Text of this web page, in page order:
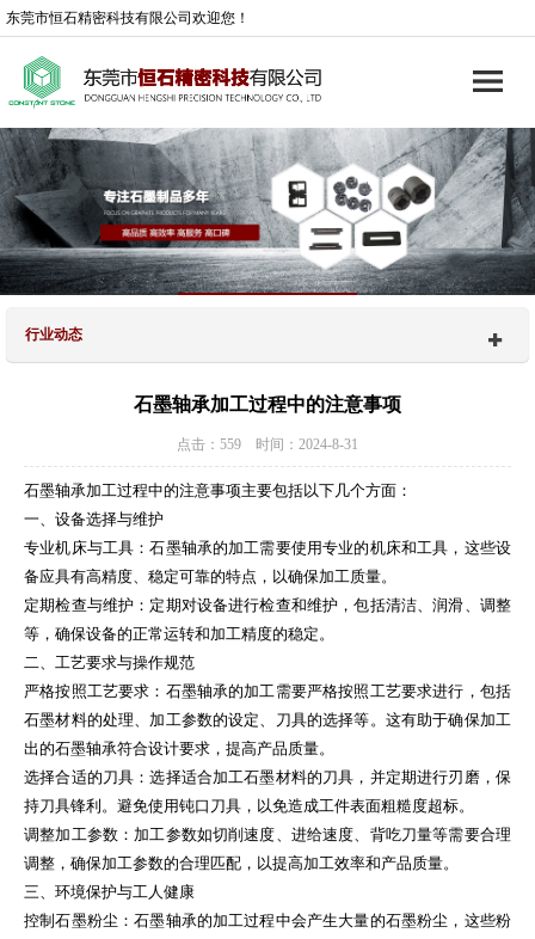
东莞市恒石精密科技有限公司欢迎您！
行业动态
石墨轴承加工过程中的注意事项
点击：559 时间：2024-8-31
石墨轴承加工过程中的注意事项主要包括以下几个方面：
一、设备选择与维护
专业机床与工具：石墨轴承的加工需要使用专业的机床和工具，这些设
备应具有高精度、稳定可靠的特点，以确保加工质量。
定期检查与维护：定期对设备进行检查和维护，包括清洁、润滑、调整
等，确保设备的正常运转和加工精度的稳定。
二、工艺要求与操作规范
严格按照工艺要求：石墨轴承的加工需要严格按照工艺要求进行，包括
石墨材料的处理、加工参数的设定、刀具的选择等。这有助于确保加工
出的石墨轴承符合设计要求，提高产品质量。
选择合适的刀具：选择适合加工石墨材料的刀具，并定期进行刃磨，保
持刀具锋利。避免使用钝口刀具，以免造成工件表面粗糙度超标。
调整加工参数：加工参数如切削速度、进给速度、背吃刀量等需要合理
调整，确保加工参数的合理匹配，以提高加工效率和产品质量。
三、环境保护与工人健康
控制石墨粉尘：石墨轴承的加工过程中会产生大量的石墨粉尘，这些粉